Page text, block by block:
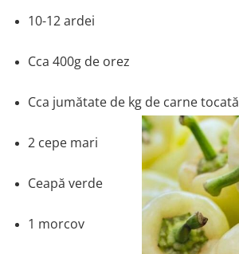
10-12 ardei
Cca 400g de orez
Cca jumătate de kg de carne tocată
2 cepe mari
Ceapă verde
1 morcov